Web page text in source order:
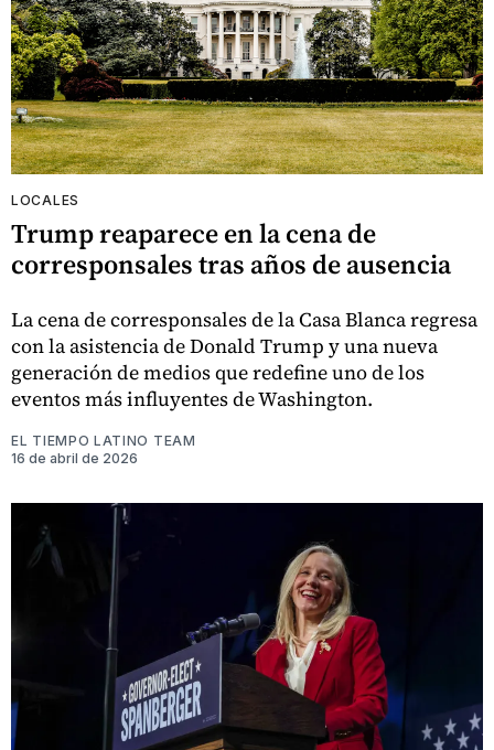
LOCALES
Trump reaparece en la cena de
corresponsales tras años de ausencia
La cena de corresponsales de la Casa Blanca regresa
con la asistencia de Donald Trump y una nueva
generación de medios que redefine uno de los
eventos más influyentes de Washington.
EL TIEMPO LATINO TEAM
16 de abril de 2026